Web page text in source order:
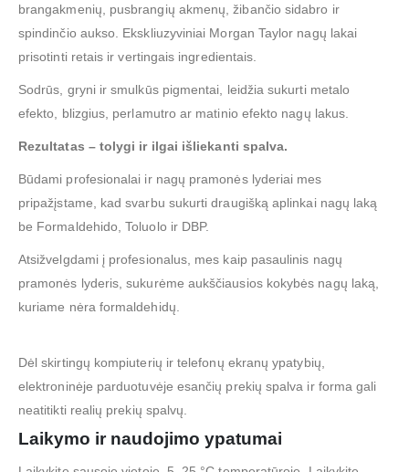
brangakmenių, pusbrangių akmenų, žibančio sidabro ir
spindinčio aukso. Ekskliuzyviniai Morgan Taylor nagų lakai
prisotinti retais ir vertingais ingredientais.
Sodrūs, gryni ir smulkūs pigmentai, leidžia sukurti metalo
efekto, blizgius, perlamutro ar matinio efekto nagų lakus.
Rezultatas – tolygi ir ilgai išliekanti spalva.
Būdami profesionalai ir nagų pramonės lyderiai mes
pripažįstame, kad svarbu sukurti draugišką aplinkai nagų laką
be Formaldehido, Toluolo ir DBP.
Atsižvelgdami į profesionalus, mes kaip pasaulinis nagų
pramonės lyderis, sukurėme aukščiausios kokybės nagų laką,
kuriame nėra formaldehidų.
Dėl skirtingų kompiuterių ir telefonų ekranų ypatybių,
elektroninėje parduotuvėje esančių prekių spalva ir forma gali
neatitikti realių prekių spalvų.
Laikymo ir naudojimo ypatumai